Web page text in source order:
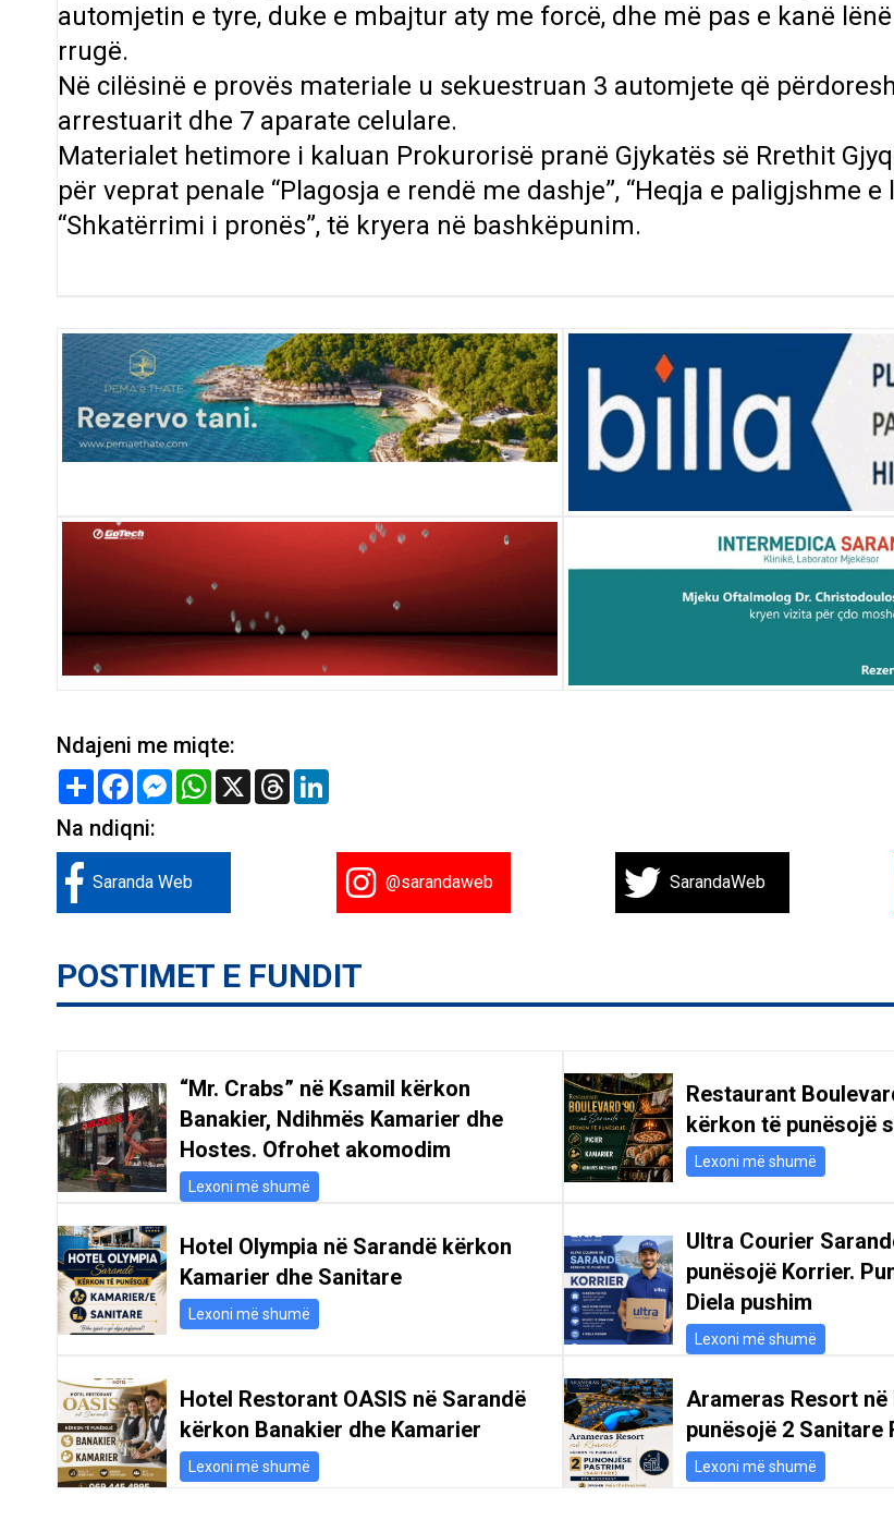
automjetin e tyre, duke e mbajtur aty me forcë, dhe më pas e kanë
rrugë.
Në cilësinë e provës materiale u sekuestruan 3 automjete që
arrestuarit dhe 7 aparate celulare.
Materialet hetimore i kaluan Prokurorisë pranë Gjykatës së Rrethit
për veprat penale “Plagosja e rendë me dashje”, “Heqja e paligjshme e
“Shkatërrimi i pronës”, të kryera në bashkëpunim.
Ndajeni me miqte:
Share FacebookMessenger
WhatsApp
X Threads
Na ndiqni:
Saranda Web @sarandaweb SarandaWeb
POSTIMET E FUNDIT
“Mr. Crabs” në Ksamil kërkon
Banakier, Ndihmës Kamarier dhe
Hostes. Ofrohet akomodim
Lexoni më shumë
Restaurant
kërkon të punësojë
Lexoni më shumë
Hotel Olympia në Sarandë kërkon
Kamarier dhe Sanitare
Lexoni më shumë
Ultra Courier
punësojë Korrier.
Diela pushim
Lexoni më shumë
Hotel Restorant OASIS në Sarandë
kërkon Banakier dhe Kamarier
Lexoni më shumë
Arameras Resort
punësojë 2 Sanitare
Lexoni më shumë